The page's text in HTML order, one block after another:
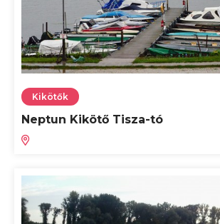
Kikötők
Neptun Kikötő Tisza-tó